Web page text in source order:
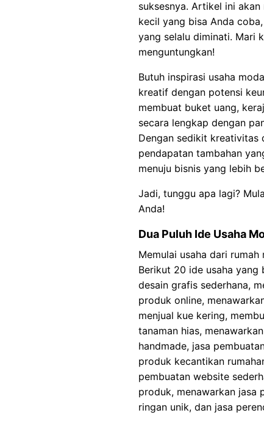
suksesnya. Artikel ini
kecil yang bisa Anda
yang selalu diminati. Mari
menguntungkan!
Butuh inspirasi usaha
kreatif dengan potensi
membuat buket uang,
secara lengkap dengan
Dengan sedikit kreativitas
pendapatan tambahan
menuju bisnis yang lebih
Jadi, tunggu apa lagi?
Anda!
Dua Puluh Ide Usaha
Memulai usaha dari
Berikut 20 ide usaha yang
desain grafis sederhana,
produk online,
menjual kue kering,
tanaman hias,
handmade, jasa
produk kecantikan
pembuatan website
produk, menawarkan jasa
ringan unik, dan jasa